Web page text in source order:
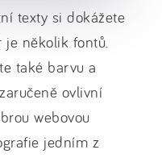
texty si dokážete
je několik fontů.
také barvu a
ovlivní
webovou
jedním z